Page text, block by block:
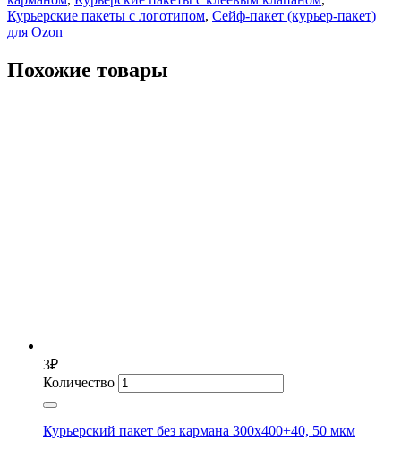
Курьерские пакеты с логотипом, Сейф-пакет (курьер-пакет)
для Ozon
Похожие товары
3₽
Количество
Курьерский пакет без кармана 300х400+40, 50 мкм